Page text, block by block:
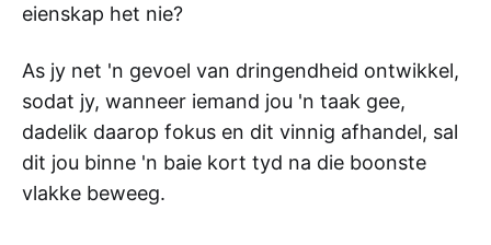
eienskap het nie?
As jy net 'n gevoel van dringendheid ontwikkel,
sodat jy, wanneer iemand jou 'n taak gee,
dadelik daarop fokus en dit vinnig afhandel, sal
dit jou binne 'n baie kort tyd na die boonste
vlakke beweeg.